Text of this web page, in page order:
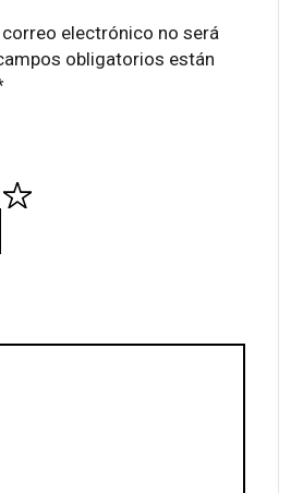
electrónico no será
obligatorios están